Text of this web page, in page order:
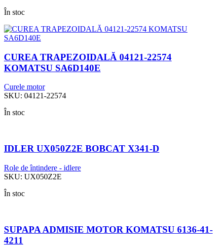
În stoc
CUREA TRAPEZOIDALĂ 04121-22574
KOMATSU SA6D140E
Curele motor
SKU: 04121-22574
În stoc
IDLER UX050Z2E BOBCAT X341-D
Role de întindere - idlere
SKU: UX050Z2E
În stoc
SUPAPA ADMISIE MOTOR KOMATSU 6136-41-
4211